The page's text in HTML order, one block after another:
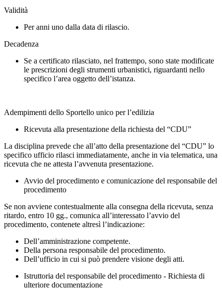
Validità
Per anni uno dalla data di rilascio.
Decadenza
Se a certificato rilasciato, nel frattempo, sono state modificate
le prescrizioni degli strumenti urbanistici, riguardanti nello
specifico l’area oggetto dell’istanza.
Adempimenti dello Sportello unico per l’edilizia
Ricevuta alla presentazione della richiesta del “CDU”
La disciplina prevede che all’atto della presentazione del “CDU” lo
specifico ufficio rilasci immediatamente, anche in via telematica, una
ricevuta che ne attesta l’avvenuta presentazione.
Avvio del procedimento e comunicazione del responsabile del
procedimento
Se non avviene contestualmente alla consegna della ricevuta, senza
ritardo, entro 10 gg., comunica all’interessato l’avvio del
procedimento, contenete altresì l’indicazione:
Dell’amministrazione competente.
Della persona responsabile del procedimento.
Dell’ufficio in cui si può prendere visione degli atti.
Istruttoria del responsabile del procedimento - Richiesta di
ulteriore documentazione